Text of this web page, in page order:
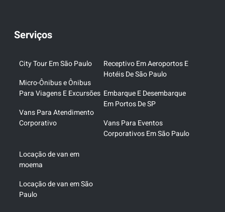
Serviços
City Tour Em São Paulo
Micro-Ônibus e Ônibus
Para Viagens E Excursões
Vans Para Atendimento
Corporativo
Receptivo Em Aeroportos E
Hotéis De São Paulo
Embarque E Desembarque
Em Portos De SP
Vans Para Eventos
Corporativos Em São Paulo
Locação de van em
moema
Locação de van em São
Paulo